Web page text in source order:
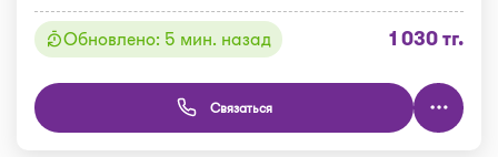
Обновлено: 5 мин. назад 1 030 тг.
Связаться